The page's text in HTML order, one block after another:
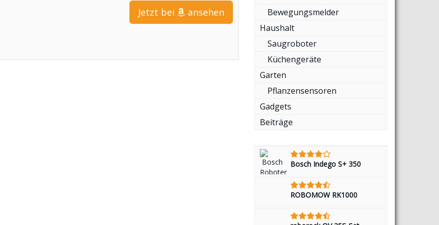
Jetzt bei ansehen
Bewegungsmelder
Haushalt
Saugroboter
Küchengeräte
Garten
Pflanzensensoren
Gadgets
Beiträge
Bosch Indego S+ 350
ROBOMOW RK1000